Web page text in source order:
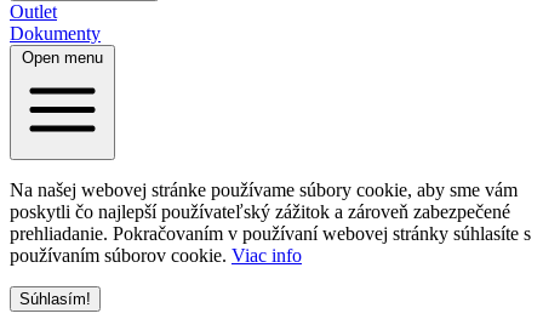
Outlet
Dokumenty
Open menu
Na našej webovej stránke používame súbory cookie, aby sme vám
poskytli čo najlepší používateľský zážitok a zároveň zabezpečené
prehliadanie. Pokračovaním v používaní webovej stránky súhlasíte s
používaním súborov cookie. Viac info
Súhlasím!